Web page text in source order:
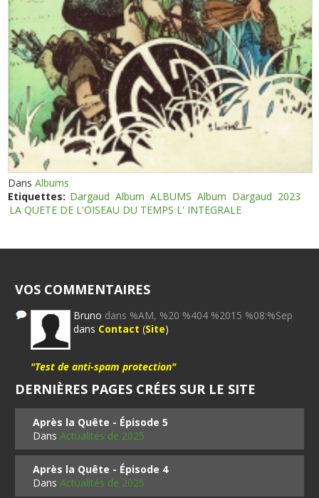
DansAlbums
Etiquettes: Dargaud Album ALBUMS Album Dargaud 2023
LA QUETE DE L'OISEAU DU TEMPS L' INTEGRALE
VOS COMMENTAIRES
Bruno dans %AM, %20 %404 %2015 %08:%Sep
dans Contact (Site)
"Test de anti-spam protection"
DERNIÈRES PAGES CRÉES SUR LE SITE
Après la Quête - Épisode 5
DansActualités de 2025
Après la Quête - Épisode 4
DansActualités de 2025